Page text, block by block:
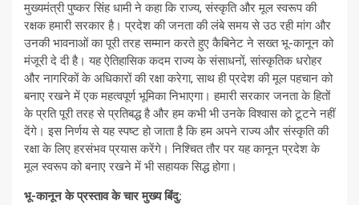
मुख्‍यमंत्री पुष्‍कर सिंह धामी ने कहा कि राज्य, संस्कृति और मूल स्वरूप की
रक्षक हमारी सरकार है। प्रदेश की जनता की लंबे समय से उठ रही मांग और
उनकी भावनाओं का पूरी तरह सम्मान करते हुए कैबिनेट ने सख्त भू-कानून को
मंजूरी दे दी है। यह ऐतिहासिक कदम राज्य के संसाधनों, सांस्कृतिक धरोहर
और नागरिकों के अधिकारों की रक्षा करेगा, साथ ही प्रदेश की मूल पहचान को
बनाए रखने में एक महत्वपूर्ण भूमिका निभाएगा। हमारी सरकार जनता के हितों
के प्रति पूरी तरह से प्रतिबद्ध है और हम कभी भी उनके विश्वास को टूटने नहीं
देंगे। इस निर्णय से यह स्पष्ट हो जाता है कि हम अपने राज्य और संस्कृति की
रक्षा के लिए हरसंभव प्रयास करेंगे। निश्चित तौर पर यह कानून प्रदेश के
मूल स्वरूप को बनाए रखने में भी सहायक सिद्ध होगा।
भू-कानून के प्रस्‍ताव के चार मुख्‍य बिंंदु: